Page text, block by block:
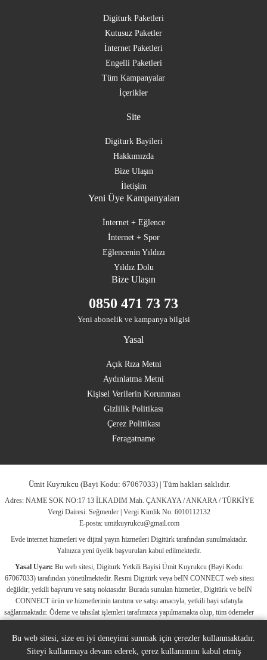
Digiturk Paketleri
Kutusuz Paketler
İnternet Paketleri
Engelli Paketleri
Tüm Kampanyalar
İçerikler
Site
Digiturk Bayileri
Hakkımızda
Bize Ulaşın
İletişim
Yeni Üye Kampanyaları
İnternet + Eğlence
İnternet + Spor
Eğlencenin Yıldızı
Yıldız Dolu
Bize Ulaşın
0850 471 73 73
Yeni abonelik ve kampanya bilgisi
Yasal
Açık Rıza Metni
Aydınlatma Metni
Kişisel Verilerin Korunması
Gizlilik Politikası
Çerez Politikası
Feragatname
Ümit Kuyrukcu (Bayi Kodu: 67067033) | Tüm hakları saklıdır.
Adres: NAME SOK NO:17 13 İLKADIM Mah. ÇANKAYA / ANKARA / TÜRKİYE
Vergi Dairesi: Seğmenler | Vergi Kimlik No: 6010112132
E-posta: umitkuyrukcu@gmail.com
Evde internet hizmetleri ve dijital yayın hizmetleri Digitürk tarafından sunulmaktadır.
Yalnızca yeni üyelik başvuruları kabul edilmektedir.
Yasal Uyarı: Bu web sitesi, Digiturk Yetkili Bayisi Ümit Kuyrukcu (Bayi Kodu:
67067033) tarafından yönetilmektedir. Resmi Digitürk veya beIN CONNECT web sitesi
değildir; yetkili başvuru ve satış noktasıdır. Burada sunulan hizmetler, Digitürk ve beIN
CONNECT ürün ve hizmetlerinin tanıtımı ve satışı amacıyla, yetkili bayi sıfatıyla
sağlanmaktadır. Ödeme ve tahsilat işlemleri tarafımızca yapılmamakta olup, tüm ödemeler
ticari markalar, ilgili hak sahiplerine ait olup yasal koruma altındadır. Bu markalar, yalnızca
marka sahiplerinin kullanım koşullarına uygun şekilde kullanılmaktadır. Digitürk veya beIN
CONNECT’in resmi web sitelerine ulaşmak için ilgili markaların doğrudan resmi
Bu web sitesi, size en iyi deneyimi sunmak için çerezler kullanmaktadır.
Siteyi kullanmaya devam ederek, çerez kullanımını kabul etmiş